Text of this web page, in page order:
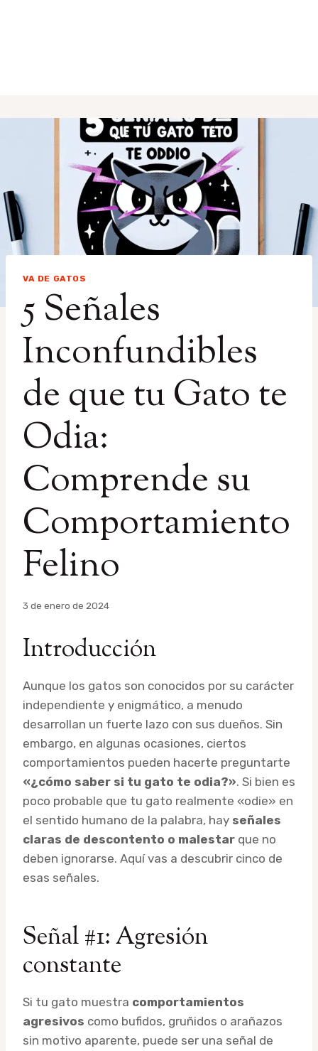
VA DE GATOS
5 Señales
Inconfundibles
de que tu Gato te
Odia:
Comprende su
Comportamiento
Felino
Por
3 de enero de 2024
Introducción
Aunque los gatos son conocidos por su carácter
independiente y enigmático, a menudo
desarrollan un fuerte lazo con sus dueños. Sin
embargo, en algunas ocasiones, ciertos
comportamientos pueden hacerte preguntarte
«¿cómo saber si tu gato te odia?». Si bien es
poco probable que tu gato realmente «odie» en
el sentido humano de la palabra, hay señales
claras de descontento o malestar que no
deben ignorarse. Aquí vas a descubrir cinco de
esas señales.
Señal #1: Agresión
constante
Si tu gato muestra comportamientos
agresivos como bufidos, gruñidos o arañazos
sin motivo aparente, puede ser una señal de